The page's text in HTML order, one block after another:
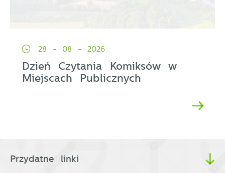
28 - 08 - 2026
Dzień Czytania Komiksów w
Miejscach Publicznych
Przydatne linki